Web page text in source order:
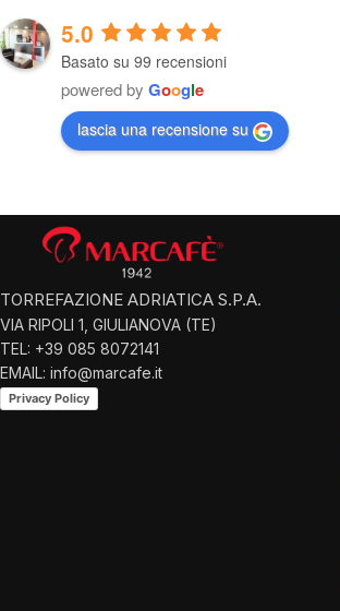
5.0
Basato su 99 recensioni
powered by Google
lascia una recensione su
TORREFAZIONE ADRIATICA S.P.A.
VIA RIPOLI 1, GIULIANOVA (TE)
TEL: +39 085 8072141
EMAIL: info@marcafe.it
Privacy Policy